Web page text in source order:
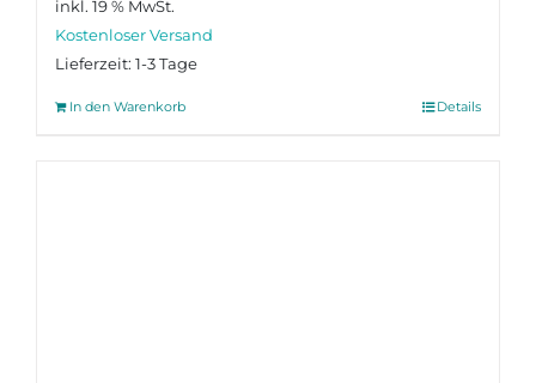
inkl. 19 % MwSt.
Lieferzeit: 1-3 Tage
In den Warenkorb Details